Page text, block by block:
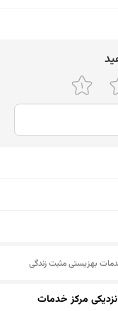
بهزیستی مثبت زندگی
مرکز خدمات